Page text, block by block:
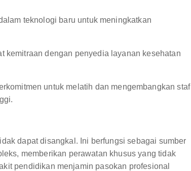
teknologi baru untuk meningkatkan
kemitraan dengan penyedia layanan kesehatan
untuk melatih dan mengembangkan staf
dapat disangkal. Ini berfungsi sebagai sumber
memberikan perawatan khusus yang tidak
pendidikan menjamin pasokan profesional